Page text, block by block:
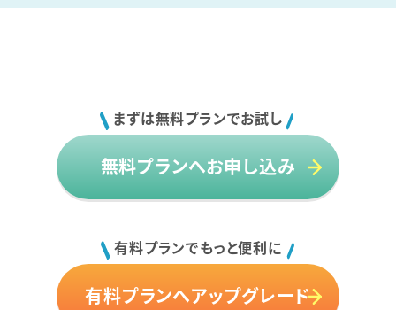
まずは無料プランでお試し
無料プランへお申し込み
有料プランでもっと便利に
有料プランへアップグレード